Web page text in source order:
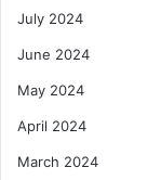
July 2024
June 2024
May 2024
April 2024
March 2024